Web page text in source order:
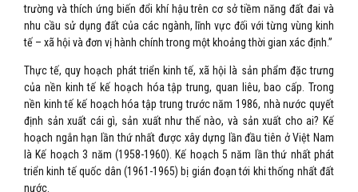
trường và thích ứng biến đổi khí hậu trên cơ sở tiềm năng đất đai và
nhu cầu sử dụng đất của các ngành, lĩnh vực đối với từng vùng kinh
tế – xã hội và đơn vị hành chính trong một khoảng thời gian xác định.”
Thực tế, quy hoạch phát triển kinh tế, xã hội là sản phẩm đặc trưng
của nền kinh tế kế hoạch hóa tập trung, quan liêu, bao cấp. Trong
nền kinh tế kế hoạch hóa tập trung trước năm 1986, nhà nước quyết
định sản xuất cái gì, sản xuất như thế nào, và sản xuất cho ai? Kế
hoạch ngắn hạn lần thứ nhất được xây dựng lần đầu tiên ở Việt Nam
là Kế hoạch 3 năm (1958-1960). Kế hoạch 5 năm lần thứ nhất phát
triển kinh tế quốc dân (1961-1965) bị gián đoạn tới khi thống nhất đất
nước.